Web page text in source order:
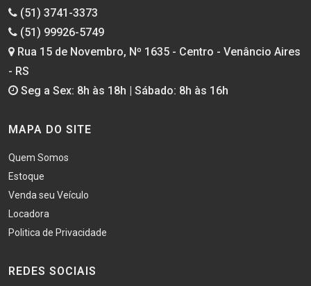
(51) 3741-3373
(51) 99926-5749
Rua 15 de Novembro, Nº 1635 - Centro - Venâncio Aires
- RS
Seg a Sex: 8h às 18h | Sábado: 8h às 16h
MAPA DO SITE
Quem Somos
Estoque
Venda seu Veículo
Locadora
Politica de Privacidade
REDES SOCIAIS